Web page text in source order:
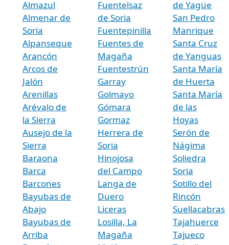
Almazul
Almenar de
Soria
Alpanseque
Arancón
Arcos de
Jalón
Arenillas
Arévalo de
la Sierra
Ausejo de la
Sierra
Baraona
Barca
Barcones
Bayubas de
Abajo
Bayubas de
Arriba
Fuentelsaz
de Soria
Fuentepinilla
Fuentes de
Magaña
Fuentestrún
Garray
Golmayo
Gómara
Gormaz
Herrera de
Soria
Hinojosa
del Campo
Langa de
Duero
Liceras
Losilla, La
Magaña
de Yagüe
San Pedro
Manrique
Santa Cruz
de Yanguas
Santa María
de Huerta
Santa María
de las
Hoyas
Serón de
Nágima
Soliedra
Soria
Sotillo del
Rincón
Suellacabras
Tajahuerce
Tajueco